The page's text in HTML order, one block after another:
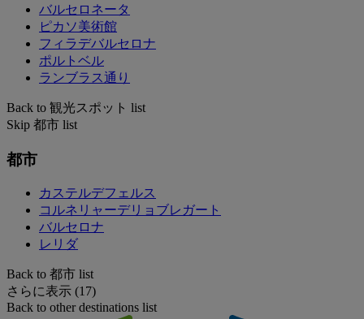
バルセロネータ
ピカソ美術館
フィラデバルセロナ
ポルトベル
ランブラス通り
Back to 観光スポット list
Skip 都市 list
都市
カステルデフェルス
コルネリャーデリョブレガート
バルセロナ
レリダ
Back to 都市 list
さらに表示 (17)
Back to other destinations list